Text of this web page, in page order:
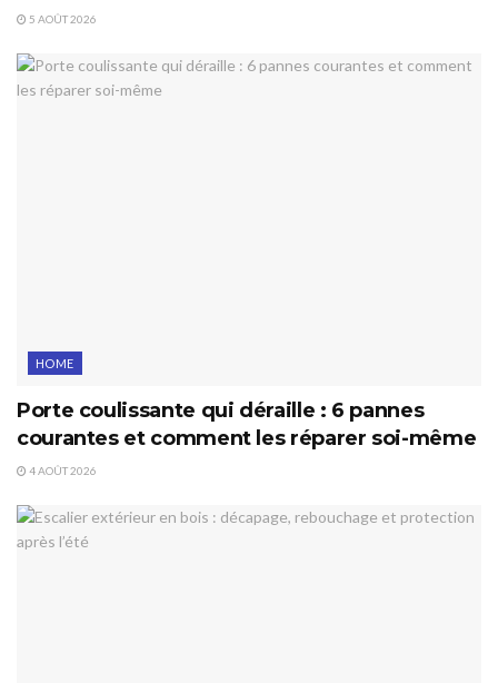
5 AOÛT 2026
HOME
Porte coulissante qui déraille : 6 pannes
courantes et comment les réparer soi-même
4 AOÛT 2026